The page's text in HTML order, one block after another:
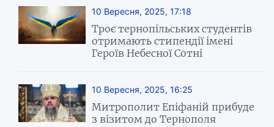
10 Вересня, 2025, 17:18
Троє тернопільських студентів
отримають стипендії імені
Героїв Небесної Сотні
10 Вересня, 2025, 16:25
Митрополит Епіфаній прибуде
з візитом до Тернополя